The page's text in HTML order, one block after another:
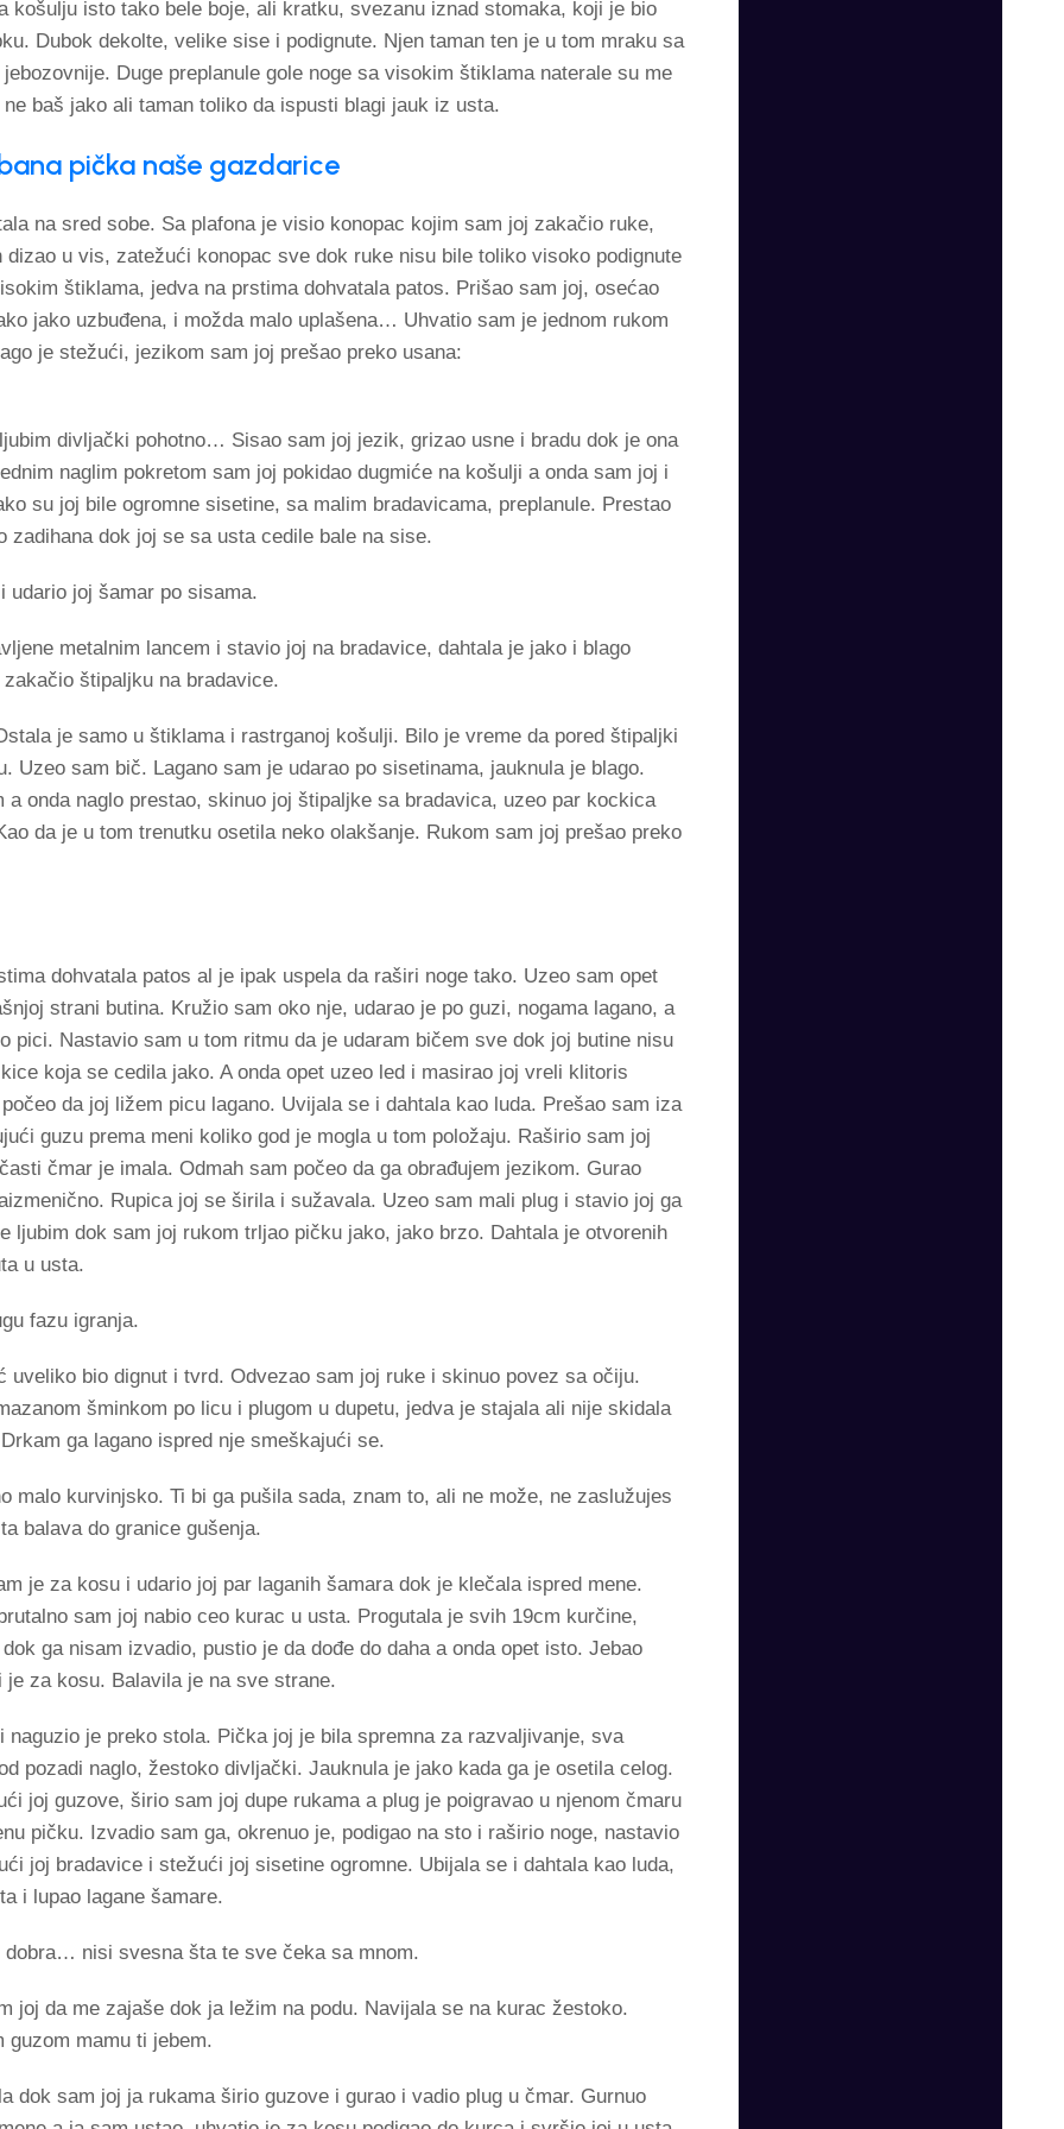
košulju isto tako bele boje, ali kratku, svezanu iznad stomaka, koji je bio
Dubok dekolte, velike sise i podignute. Njen taman ten je u tom mraku sa
Duge preplanule gole noge sa visokim štiklama naterale su me
baš jako ali taman toliko da ispusti blagi jauk iz usta.
pička naše gazdarice
na sred sobe. Sa plafona je visio konopac kojim sam joj zakačio ruke,
u vis, zatežući konopac sve dok ruke nisu bile toliko visoko podignute
štiklama, jedva na prstima dohvatala patos. Prišao sam joj, osećao
jako uzbuđena, i možda malo uplašena… Uhvatio sam je jednom rukom
je stežući, jezikom sam joj prešao preko usana:
divljački pohotno… Sisao sam joj jezik, grizao usne i bradu dok je ona
naglim pokretom sam joj pokidao dugmiće na košulji a onda sam joj i
su joj bile ogromne sisetine, sa malim bradavicama, preplanule. Prestao
zadihana dok joj se sa usta cedile bale na sise.
udario joj šamar po sisama.
metalnim lancem i stavio joj na bradavice, dahtala je jako i blago
štipaljku na bradavice.
je samo u štiklama i rastrganoj košulji. Bilo je vreme da pored štipaljki
Uzeo sam bič. Lagano sam je udarao po sisetinama, jauknula je blago.
a onda naglo prestao, skinuo joj štipaljke sa bradavica, uzeo par kockica
da je u tom trenutku osetila neko olakšanje. Rukom sam joj prešao preko
dohvatala patos al je ipak uspela da raširi noge tako. Uzeo sam opet
strani butina. Kružio sam oko nje, udarao je po guzi, nogama lagano, a
pici. Nastavio sam u tom ritmu da je udaram bičem sve dok joj butine nisu
koja se cedila jako. A onda opet uzeo led i masirao joj vreli klitoris
da joj ližem picu lagano. Uvijala se i dahtala kao luda. Prešao sam iza
guzu prema meni koliko god je mogla u tom položaju. Raširio sam joj
čmar je imala. Odmah sam počeo da ga obrađujem jezikom. Gurao
Rupica joj se širila i sužavala. Uzeo sam mali plug i stavio joj ga
ljubim dok sam joj rukom trljao pičku jako, jako brzo. Dahtala je otvorenih
u usta.
fazu igranja.
uveliko bio dignut i tvrd. Odvezao sam joj ruke i skinuo povez sa očiju.
šminkom po licu i plugom u dupetu, jedva je stajala ali nije skidala
ga lagano ispred nje smeškajući se.
malo kurvinjsko. Ti bi ga pušila sada, znam to, ali ne može, ne zaslužujes
balava do granice gušenja.
je za kosu i udario joj par laganih šamara dok je klečala ispred mene.
sam joj nabio ceo kurac u usta. Progutala je svih 19cm kurčine,
ga nisam izvadio, pustio je da dođe do daha a onda opet isto. Jebao
za kosu. Balavila je na sve strane.
naguzio je preko stola. Pička joj je bila spremna za razvaljivanje, sva
pozadi naglo, žestoko divljački. Jauknula je jako kada ga je osetila celog.
joj guzove, širio sam joj dupe rukama a plug je poigravao u njenom čmaru
pičku. Izvadio sam ga, okrenuo je, podigao na sto i raširio noge, nastavio
joj bradavice i stežući joj sisetine ogromne. Ubijala se i dahtala kao luda,
i lupao lagane šamare.
nisi svesna šta te sve čeka sa mnom.
joj da me zajaše dok ja ležim na podu. Navijala se na kurac žestoko.
guzom mamu ti jebem.
dok sam joj ja rukama širio guzove i gurao i vadio plug u čmar. Gurnuo